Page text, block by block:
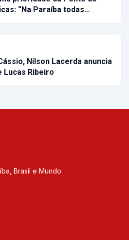
“Na Paraíba todas…
Nilson Lacerda anuncia
Lucas Ribeiro
Brasil e Mundo